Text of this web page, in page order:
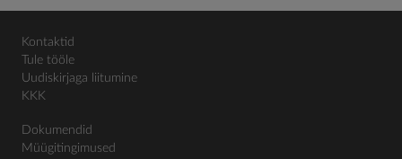
Kontaktid
Tule tööle
Uudiskirjaga liitumine
KKK
Dokumendid
Müügitingimused